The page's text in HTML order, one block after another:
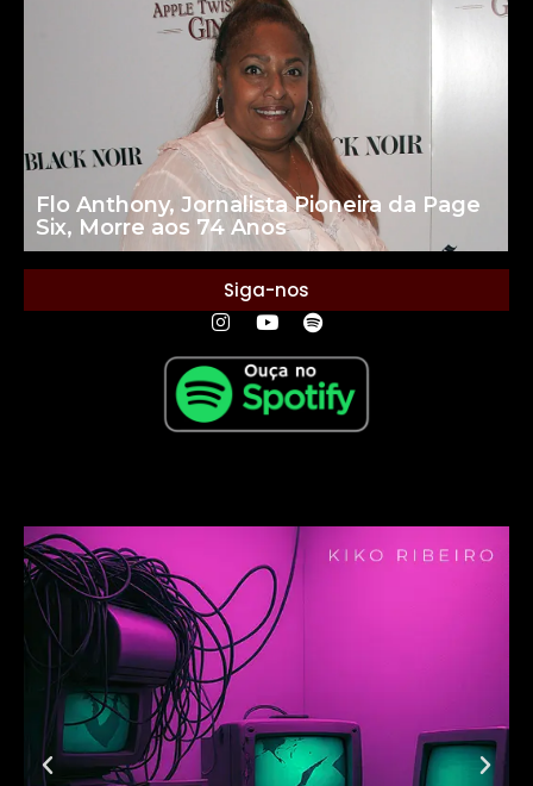
Flo Anthony, Jornalista Pioneira da Page
Six, Morre aos 74 Anos
Siga-nos